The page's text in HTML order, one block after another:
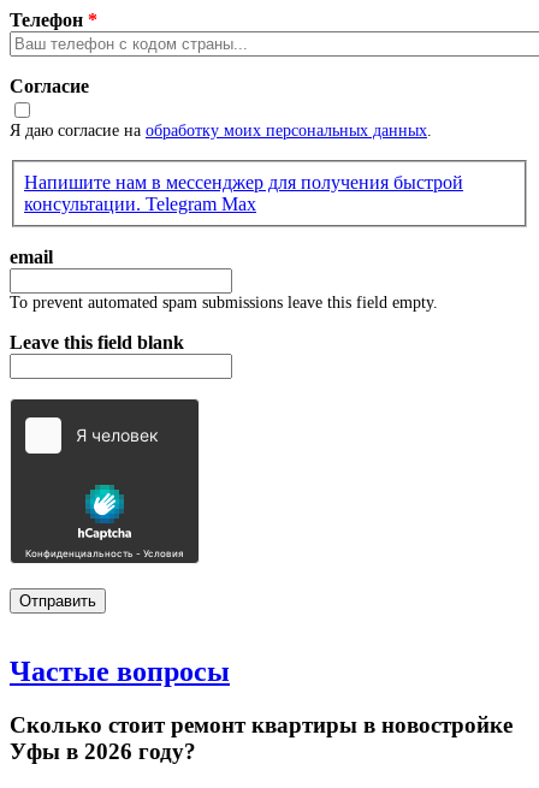
Телефон *
Согласие
Я даю согласие на обработку моих персональных данных
Напишите нам в мессенджер для получения быстрой
консультации. Telegram Max
email
To prevent automated spam submissions leave this field empty.
Leave this field blank
Частые вопросы
Сколько стоит ремонт квартиры в новостройке
Уфы в 2026 году?